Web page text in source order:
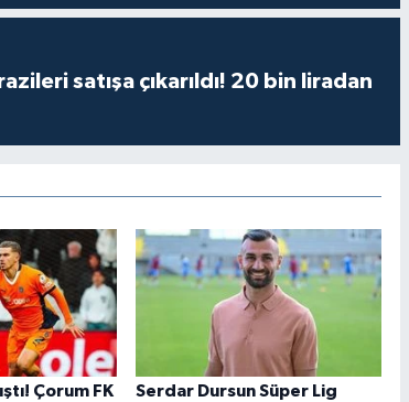
satışa çıkarıldı! 20 bin liradan
Çorum FK
Serdar Dursun Süper Lig